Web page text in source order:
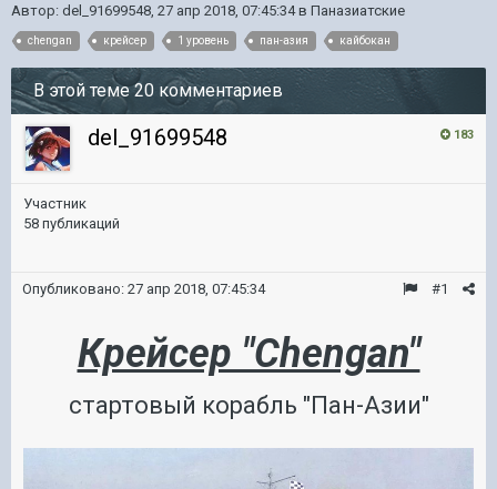
Автор: del_91699548, 27 апр 2018, 07:45:34в Паназиатские
chengan крейсер 1 уровень пан-азия кайбокан
В этой теме 20 комментариев
183
del_91699548
Участник
58 публикаций
#1
Опубликовано: 27 апр 2018, 07:45:34
Крейсер "Chengan"
стартовый корабль "Пан-Азии"